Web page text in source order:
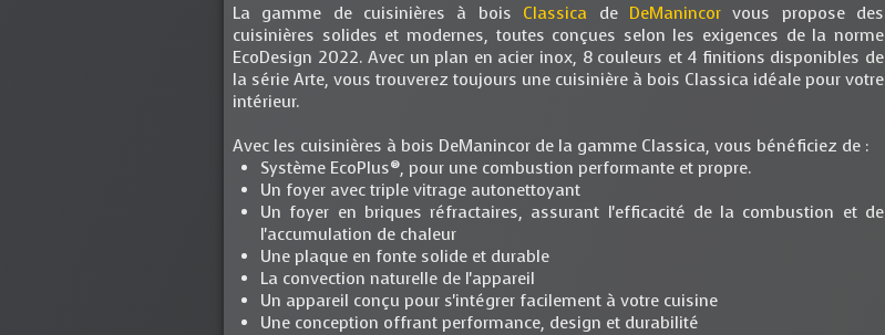
La gamme de cuisinières à bois Classica de DeManincorvous propose des
cuisinières solides et modernes, toutes conçues selon les exigences de la norme
EcoDesign 2022. Avec un plan en acier inox, 8 couleurs et 4 finitions disponibles de
la série Arte, vous trouverez toujours une cuisinière à bois Classica idéale pour votre
intérieur.
Avec les cuisinières à bois DeManincor de la gamme Classica, vous bénéficiez de :
Système EcoPlus®, pour une combustion performante et propre.
Un foyer avec triple vitrage autonettoyant
Un foyer en briques réfractaires, assurant l'efficacité de la combustion et de
l'accumulation de chaleur
Une plaque en fonte solide et durable
La convection naturelle de l'appareil
Un appareil conçu pour s'intégrer facilement à votre cuisine
Une conception offrant performance, design et durabilité